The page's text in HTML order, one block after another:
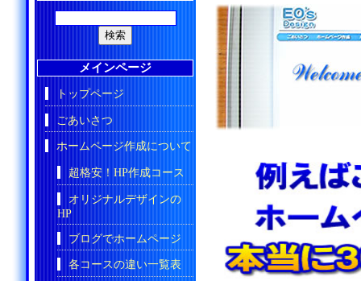
メインページ
トップページ
ごあいさつ
ホームページ作成について
超格安！HP作成コース
オリジナルデザインの
HP
ブログでホームページ
各コースの違い一覧表